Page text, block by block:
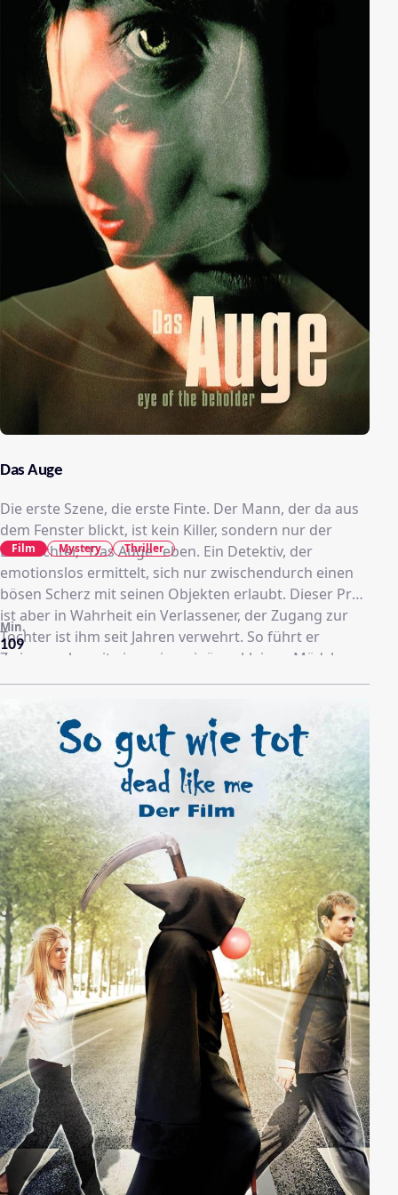
bleiben.
Das Auge
Die erste Szene, die erste Finte. Der Mann, der da aus
dem Fenster blickt, ist kein Killer, sondern nur der
Beobachter, "Das Auge" eben. Ein Detektiv, der
emotionslos ermittelt, sich nur zwischendurch einen
bösen Scherz mit seinen Objekten erlaubt. Dieser Profi
ist aber in Wahrheit ein Verlassener, der Zugang zur
Tochter ist ihm seit Jahren verwehrt. So führt er
Zwiesprache mit einem imaginären kleinen Mädchen,
das bei der Arbeit neben ihm im Auto hockt und
reale Figur zum Behüten, und zwar die Serienmörderin
Joanna, die Männer heiratet, umbringt, ihr Geld
einstreicht, um dann mit neuer Perücke und neuem
Namen weiterzureisen. Als unsichtbarer Schutzengel
begleitet sie das Auge von Mord zu Mord, geduldig,
liebevoll bis zur finalen Eskalation...
109
Min.
Film Mystery Thriller